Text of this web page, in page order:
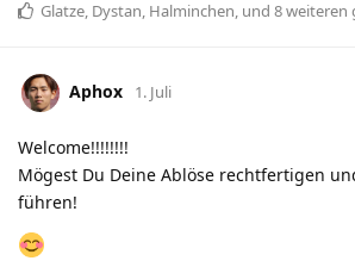
Glatze, Dystan, Halminchen, und 8weiteren
Aphox 1. Juli
Welcome!!!!!!!!
Mögest Du Deine Ablöse rechtfertigen
führen!